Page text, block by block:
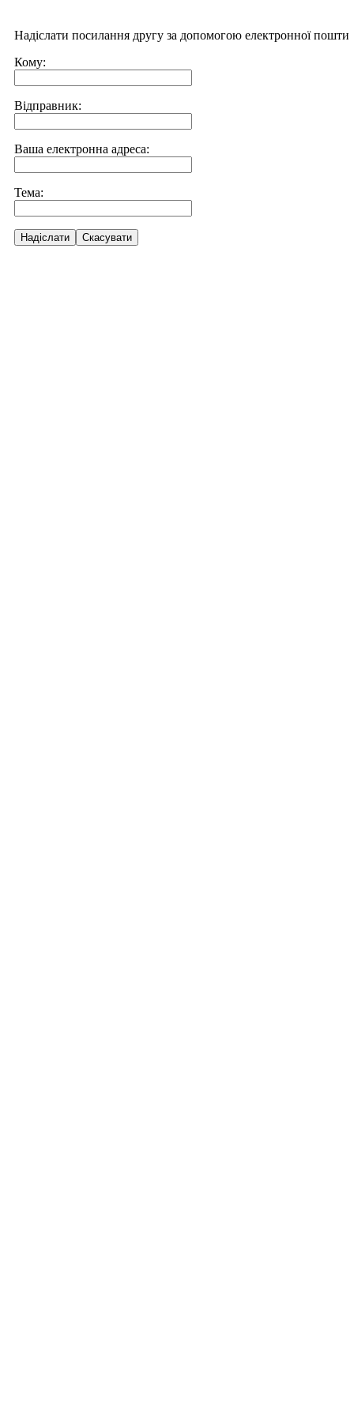
Надіслати посилання другу за допомогою електронної пошти
Кому:
Відправник:
Ваша електронна адреса:
Тема:
Надіслати Скасувати